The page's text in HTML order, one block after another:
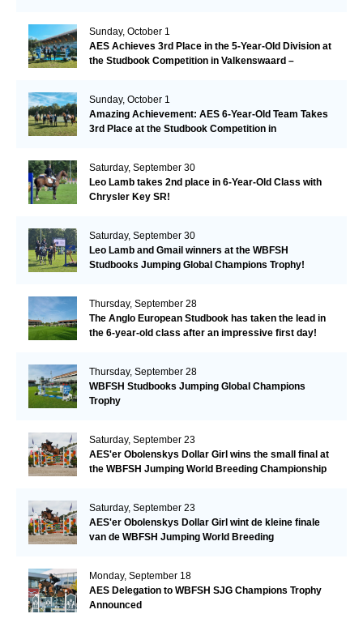
Sunday, October 1
AES Achieves 3rd Place in the 5-Year-Old Division at
the Studbook Competition in Valkenswaard –
Sunday, October 1
Amazing Achievement: AES 6-Year-Old Team Takes
3rd Place at the Studbook Competition in
Saturday, September 30
Leo Lamb takes 2nd place in 6-Year-Old Class with
Chrysler Key SR!
Saturday, September 30
Leo Lamb and Gmail winners at the WBFSH
Studbooks Jumping Global Champions Trophy!
Thursday, September 28
The Anglo European Studbook has taken the lead in
the 6-year-old class after an impressive first day!​
Thursday, September 28
WBFSH Studbooks Jumping Global Champions
Trophy
Saturday, September 23
AES'er Obolenskys Dollar Girl wins the small final at
the WBFSH Jumping World Breeding Championship
Saturday, September 23
AES'er Obolenskys Dollar Girl wint de kleine finale
van de WBFSH Jumping World Breeding
Monday, September 18
AES Delegation to WBFSH SJG Champions Trophy
Announced